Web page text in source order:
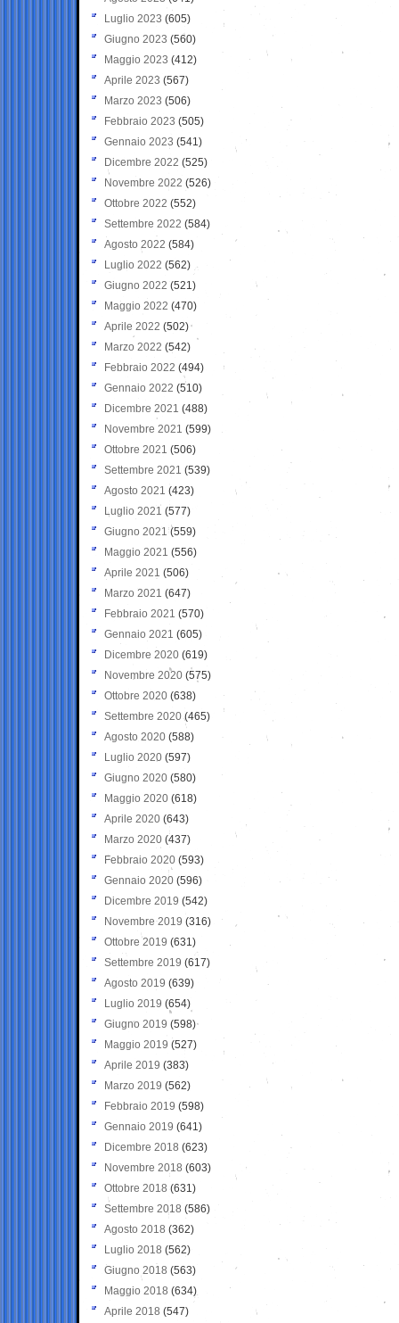
Luglio 2023 (605)
Giugno 2023 (560)
Maggio 2023 (412)
Aprile 2023 (567)
Marzo 2023 (506)
Febbraio 2023 (505)
Gennaio 2023 (541)
Dicembre 2022 (525)
Novembre 2022 (526)
Ottobre 2022 (552)
Settembre 2022 (584)
Agosto 2022 (584)
Luglio 2022 (562)
Giugno 2022 (521)
Maggio 2022 (470)
Aprile 2022 (502)
Marzo 2022 (542)
Febbraio 2022 (494)
Gennaio 2022 (510)
Dicembre 2021 (488)
Novembre 2021 (599)
Ottobre 2021 (506)
Settembre 2021 (539)
Agosto 2021 (423)
Luglio 2021 (577)
Giugno 2021(559)
Maggio 2021 (556)
Aprile 2021 (506)
Marzo 2021 (647)
Febbraio 2021 (570)
Gennaio 2021 (605)
Dicembre 2020 (619)
Novembre 2020 (575)
Ottobre 2020 (638)
Settembre 2020(465)
Agosto 2020 (588)
Luglio 2020 (597)
Giugno 2020 (580)
Maggio 2020 (618)
Aprile 2020 (643)
Marzo 2020 (437)
Febbraio 2020 (593)
Gennaio 2020 (596)
Dicembre 2019 (542)
Novembre 2019 (316)
Ottobre 2019 (631)
Settembre 2019 (617)
Agosto 2019 (639)
Luglio 2019 (654)
Giugno 2019 (598)
Maggio 2019 (527)
Aprile 2019 (383)
Marzo 2019 (562)
Febbraio 2019 (598)
Gennaio 2019 (641)
Dicembre 2018 (623)
Novembre 2018 (603)
Ottobre 2018 (631)
Settembre 2018 (586)
Agosto 2018 (362)
Luglio 2018 (562)
Giugno 2018 (563)
Maggio 2018 (634)
Aprile 2018 (547)